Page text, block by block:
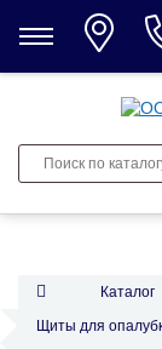
Каталог
Щиты для